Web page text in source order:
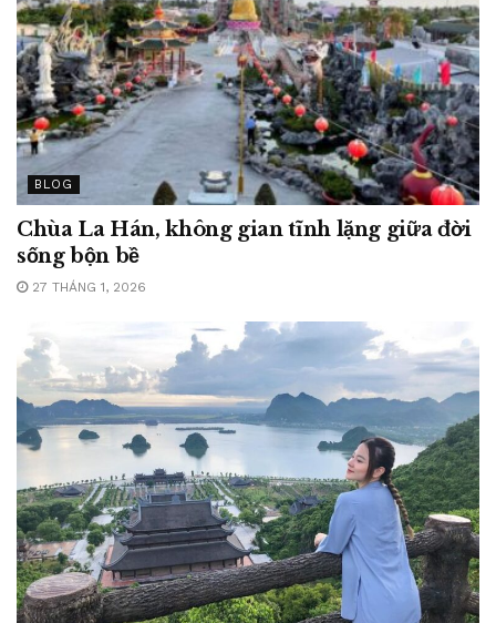
BLOG
Chùa La Hán, không gian tĩnh lặng giữa đời
sống bộn bề
27 THÁNG 1, 2026